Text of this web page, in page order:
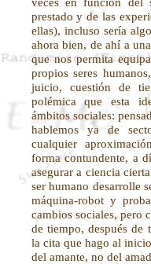
prestado y de las
ellas), incluso sería
ahora bien, de ahí a
que nos permita
propios seres
juicio, cuestión de
polémica que esta
ámbitos sociales:
hablemos ya de
cualquier
forma contundente, a
asegurar a ciencia
ser humano desarrolle
máquina-robot y
cambios sociales, pero
de tiempo, después
la cita que hago al
del amante, no del